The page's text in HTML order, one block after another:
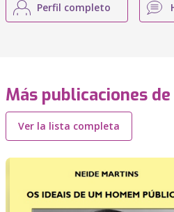
Perfil completo
Más publicaciones
Ver la lista completa